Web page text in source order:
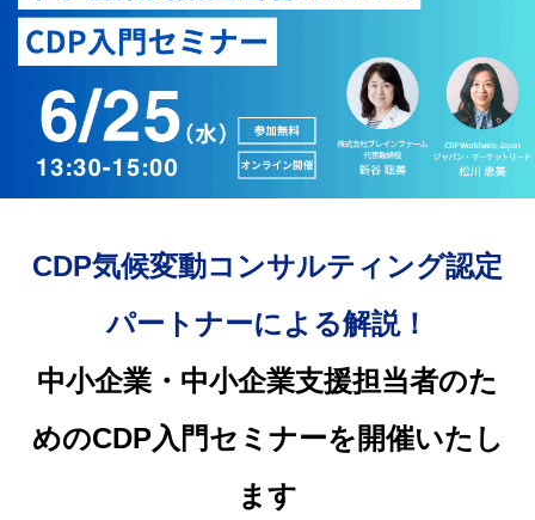
CDP気候変動コンサルティング認定
パートナーによる解説！
中小企業・中小企業支援担当者のた
めのCDP入門セミナーを開催いたし
ます